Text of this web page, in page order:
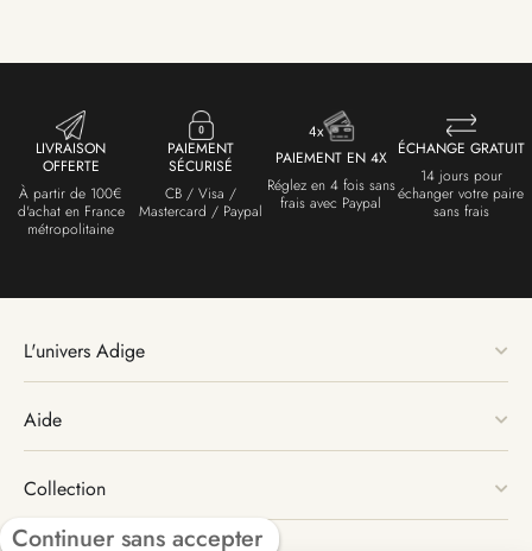
LIVRAISON
OFFERTE
À partir de 100€
d'achat en France
métropolitaine
PAIEMENT
SÉCURISÉ
CB / Visa /
Mastercard / Paypal
PAIEMENT EN 4X
Réglez en 4 fois sans
frais avec Paypal
ÉCHANGE GRATUIT
14 jours pour
échanger votre paire
sans frais
L'univers Adige
Aide
Collection
Continuer sans accepter